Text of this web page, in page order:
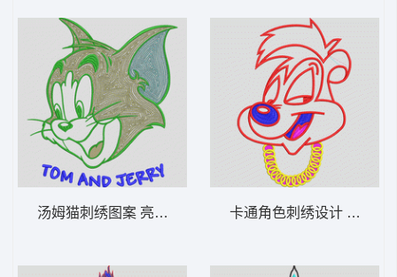
汤姆猫刺绣图案 亮片猫和老鼠 卡通角色刺绣设计 兔子